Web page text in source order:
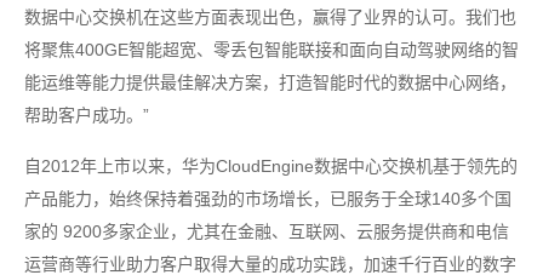
数据中心交换机在这些方面表现出色，赢得了业界的认可。我们也
将聚焦400GE智能超宽、零丢包智能联接和面向自动驾驶网络的智
能运维等能力提供最佳解决方案，打造智能时代的数据中心网络，
帮助客户成功。”
自2012年上市以来，华为CloudEngine数据中心交换机基于领先的
产品能力，始终保持着强劲的市场增长，已服务于全球140多个国
家的 9200多家企业，尤其在金融、互联网、云服务提供商和电信
运营商等行业助力客户取得大量的成功实践，加速千行百业的数字